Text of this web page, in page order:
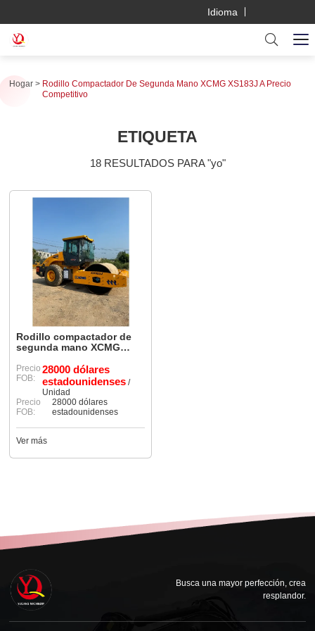
Idioma
Hogar
Rodillo Compactador De Segunda Mano XCMG XS183J A Precio
Competitivo
ETIQUETA
18 RESULTADOS PARA "yo"
Rodillo compactador de
segunda mano XCMG
competitivo
Precio
FOB:
28000 dólares
estadounidenses /
Unidad
Precio
FOB:
28000 dólares
estadounidenses
Ver más
Busca una mayor perfección, crea
resplandor.